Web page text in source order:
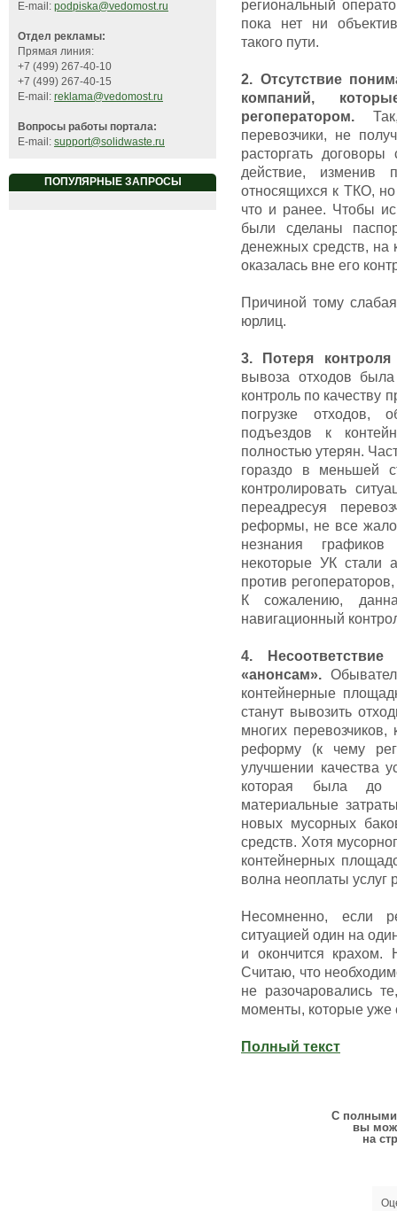
E-mail: podpiska@vedomost.ru
Отдел рекламы:
Прямая линия:
+7 (499) 267-40-10
+7 (499) 267-40-15
E-mail: reklama@vedomost.ru
Вопросы работы портала:
E-mail: support@solidwaste.ru
ПОПУЛЯРНЫЕ ЗАПРОСЫ
региональный
пока нет ни
такого пути.
2. Отсутствие
компаний,
регоператором.
перевозчики, не
расторгать
действие, изменив
относящихся к ТКО,
что и ранее. Чтобы
были сделаны
денежных средств, на
оказалась вне его
Причиной тому
юрлиц.
3. Потеря
вывоза отходов
контроль по качеству
погрузке отходов,
подъездов к
полностью утерян.
гораздо в меньшей
контролировать
переадресуя
реформы, не все
незнания
некоторые УК стали
против
К сожалению,
навигационный
4.
«анонсам».
контейнерные
станут вывозить
многих
реформу (к чему
улучшении качества
которая была до
материальные
новых мусорных
средств. Хотя
контейнерных
волна неоплаты услуг
Несомненно, если
ситуацией один на
и окончится крахом.
Считаю, что
не разочаровались
моменты, которые
Полный текст
С полными
вы
на